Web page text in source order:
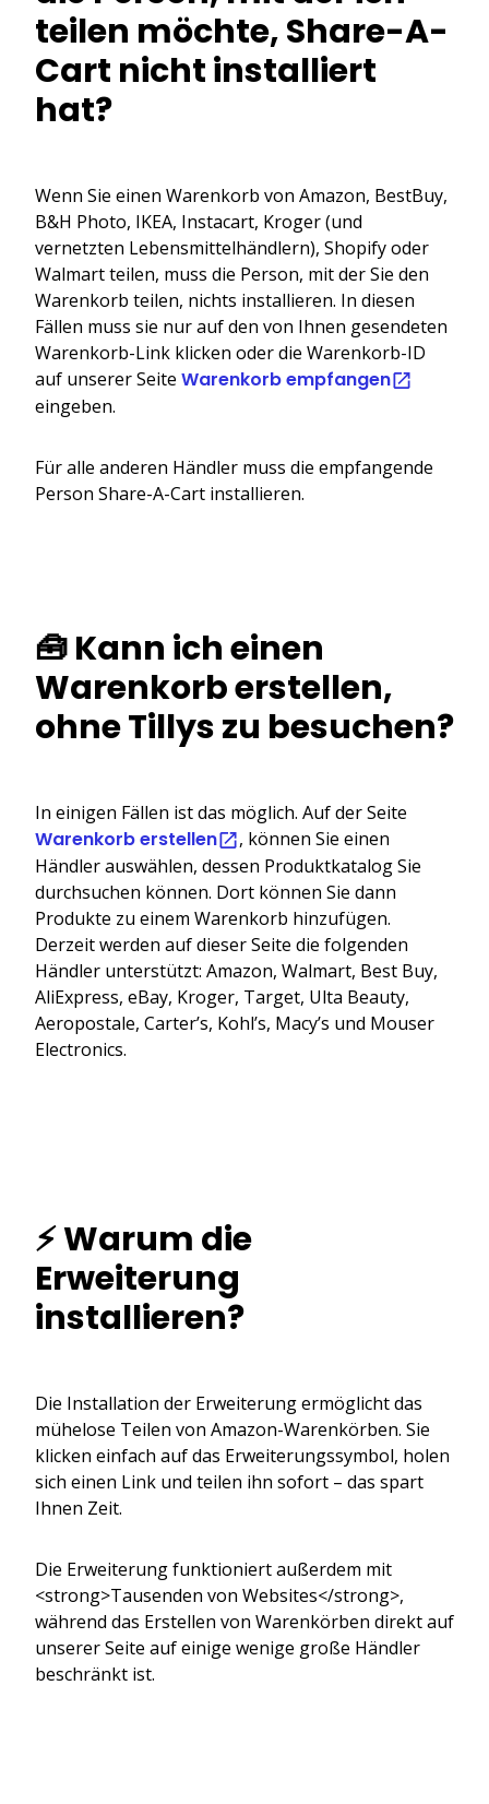
teilen möchte, Share-A-
Cart nicht installiert
hat?
Wenn Sie einen Warenkorb von Amazon, BestBuy,
B&H Photo, IKEA, Instacart, Kroger (und
vernetzten Lebensmittelhändlern), Shopify oder
Walmart teilen, muss die Person, mit der Sie den
Warenkorb teilen, nichts installieren. In diesen
Fällen muss sie nur auf den von Ihnen gesendeten
Warenkorb-Link klicken oder die Warenkorb-ID
auf unserer Seite Warenkorb empfangen
eingeben.
Für alle anderen Händler muss die empfangende
Person Share-A-Cart installieren.
🧰 Kann ich einen
Warenkorb erstellen,
ohne Tillys zu besuchen?
In einigen Fällen ist das möglich. Auf der Seite
Warenkorb erstellen
, können Sie einen
Händler auswählen, dessen Produktkatalog Sie
durchsuchen können. Dort können Sie dann
Produkte zu einem Warenkorb hinzufügen.
Derzeit werden auf dieser Seite die folgenden
Händler unterstützt: Amazon, Walmart, Best Buy,
AliExpress, eBay, Kroger, Target, Ulta Beauty,
Aeropostale, Carter’s, Kohl’s, Macy’s und Mouser
Electronics.
⚡ Warum die
Erweiterung
installieren?
Die Installation der Erweiterung ermöglicht das
mühelose Teilen von Amazon-Warenkörben. Sie
klicken einfach auf das Erweiterungssymbol, holen
sich einen Link und teilen ihn sofort – das spart
Ihnen Zeit.
Die Erweiterung funktioniert außerdem mit
<strong>Tausenden von Websites</strong>,
während das Erstellen von Warenkörben direkt auf
unserer Seite auf einige wenige große Händler
beschränkt ist.